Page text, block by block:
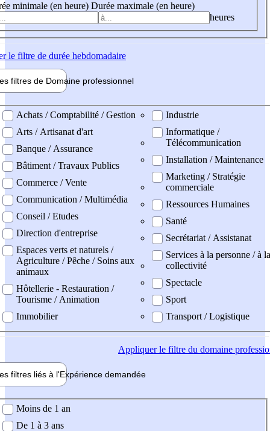
minimale (en heure) Durée maximale (en heure)
heures
le filtre de durée hebdomadaire
filtres de Domaine professionnel
professionel
Achats / Comptabilité / Gestion
Arts / Artisanat d'art
Banque / Assurance
Bâtiment / Travaux Publics
Commerce / Vente
Communication / Multimédia
Conseil / Etudes
Direction d'entreprise
Espaces verts et naturels /
Agriculture / Pêche / Soins aux
animaux
Hôtellerie - Restauration /
Tourisme / Animation
Immobilier
Industrie
Informatique /
Télécommunication
Installation / Maintenance
Marketing / Stratégie
commerciale
Ressources Humaines
Santé
Secrétariat / Assistanat
Services à la personne / à la
collectivité
Spectacle
Sport
Transport / Logistique
Appliquerle filtre du domaine
filtres liés à l'Expérience demandée
demandée
Moins de 1 an
De 1 à 3 ans